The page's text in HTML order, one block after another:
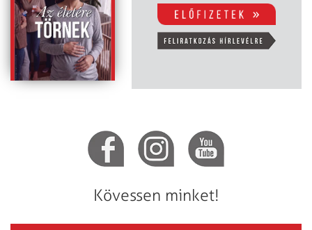
Kövessen minket!